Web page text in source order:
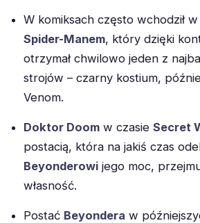
W komiksach często wchodził
Spider-Manem, który dzięki
otrzymał chwilowo jeden z
strojów – czarny kostium,
Venom.
Doktor Doom w czasie Secret
postacią, która na jakiś czas
Beyonderowi jego moc,
własność.
Postać Beyondera w